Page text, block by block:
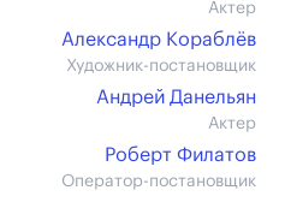
Актер
Александр Кораблёв
Художник-постановщик
Андрей Данельян
Актер
Роберт Филатов
Оператор-постановщик